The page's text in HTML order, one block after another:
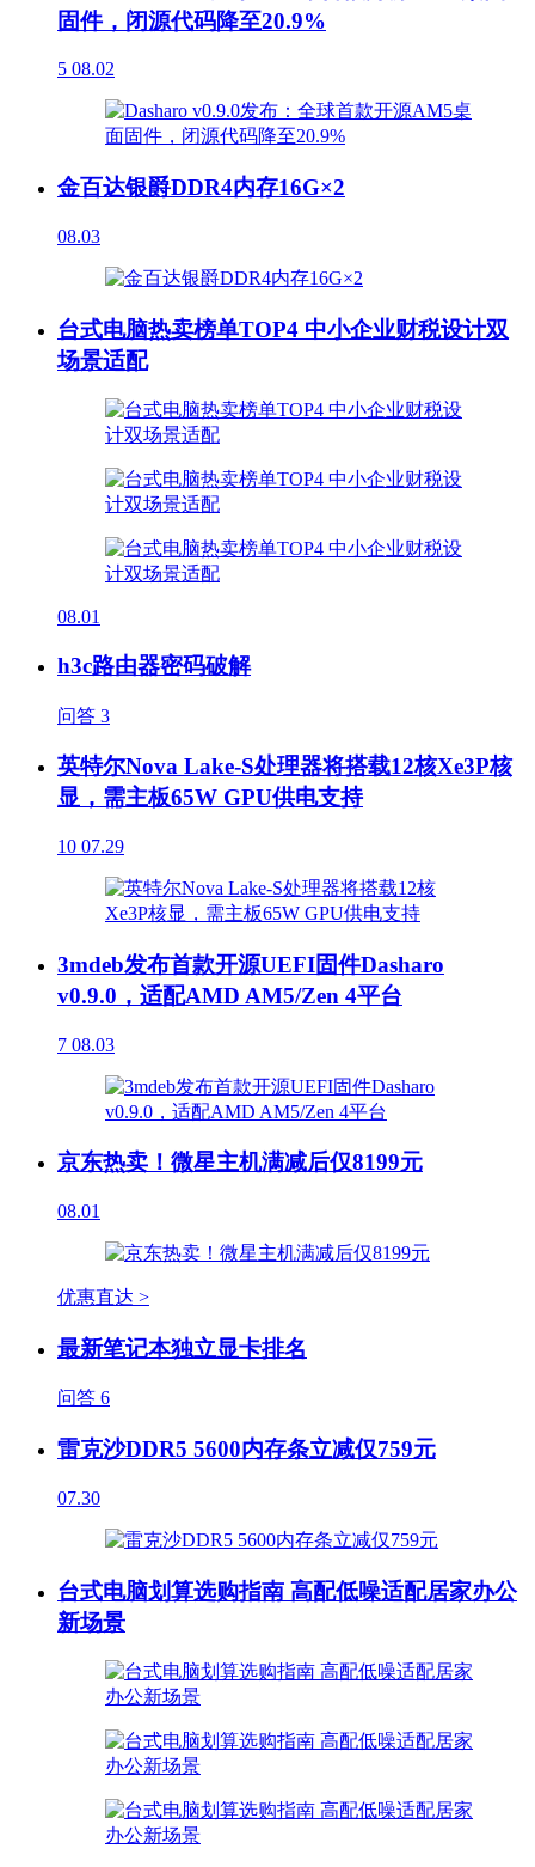
固件，闭源代码降至20.9%
5 08.02
金百达银爵DDR4内存16G×2
08.03
台式电脑热卖榜单TOP4 中小企业财税设计双
场景适配
08.01
h3c路由器密码破解
问答 3
英特尔Nova Lake-S处理器将搭载12核Xe3P核
显，需主板65W GPU供电支持
10 07.29
3mdeb发布首款开源UEFI固件Dasharo
v0.9.0，适配AMD AM5/Zen 4平台
7 08.03
京东热卖！微星主机满减后仅8199元
08.01
优惠直达 >
最新笔记本独立显卡排名
问答 6
雷克沙DDR5 5600内存条立减仅759元
07.30
台式电脑划算选购指南 高配低噪适配居家办公
新场景